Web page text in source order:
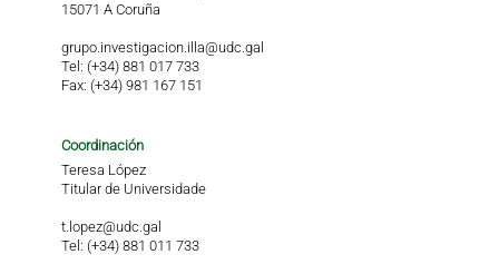
15071 A Coruña
grupo.investigacion.illa@udc.gal
Tel: (+34) 881 017 733
Fax: (+34) 981 167 151
Coordinación
Teresa López
Titular de Universidade
t.lopez@udc.gal
Tel: (+34) 881 011 733